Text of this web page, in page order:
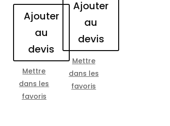
Ajouter
au
devis
Mettre
dans les
favoris
Ajouter
au
devis
Mettre
dans les
favoris